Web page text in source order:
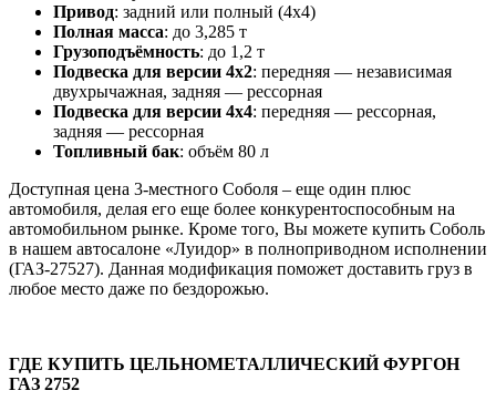
Привод: задний или полный (4х4)
Полная масса: до 3,285 т
Грузоподъёмность: до 1,2 т
Подвеска для версии 4х2: передняя — независимая
двухрычажная, задняя — рессорная
Подвеска для версии 4х4: передняя — рессорная,
задняя — рессорная
Топливный бак: объём 80 л
Доступная цена 3-местного Соболя – еще один плюс
автомобиля, делая его еще более конкурентоспособным на
автомобильном рынке. Кроме того, Вы можете купить Соболь
в нашем автосалоне «Луидор» в полноприводном исполнении
(ГАЗ-27527). Данная модификация поможет доставить груз в
любое место даже по бездорожью.
ГДЕ КУПИТЬ ЦЕЛЬНОМЕТАЛЛИЧЕСКИЙ ФУРГОН
ГАЗ 2752